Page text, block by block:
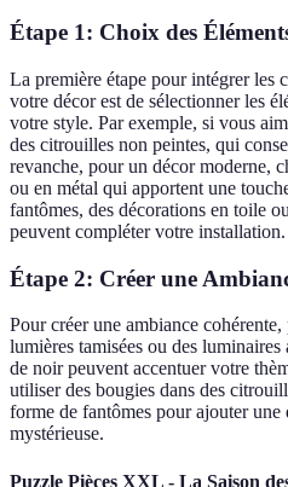
Étape 1: Choix des
La première étape pour intégrer les
votre décor est de sélectionner les
votre style. Par exemple, si vous
des citrouilles non peintes, qui
revanche, pour un décor moderne,
ou en métal qui apportent une
fantômes, des décorations en toile
peuvent compléter votre installation.
Étape 2: Créer une
Pour créer une ambiance
lumières tamisées ou des luminaires
de noir peuvent accentuer votre
utiliser des bougies dans des
forme de fantômes pour ajouter une
mystérieuse.
Puzzle Pièces XXL - La Saison